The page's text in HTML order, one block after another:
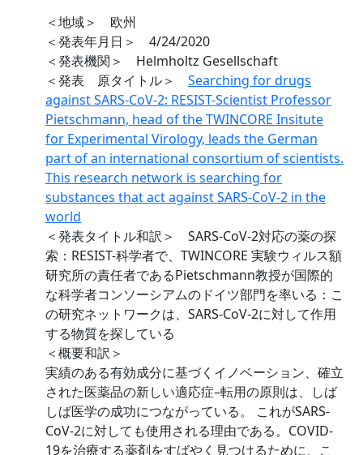
＜地域＞ 欧州
＜発表年月日＞ 4/24/2020
＜発表機関＞ Helmholtz Gesellschaft
＜発表 原タイトル＞ Searching for drugs
against SARS-CoV-2: RESIST-Scientist Professor
Pietschmann, head of the TWINCORE Insitute
for Experimental Virology, leads the German
part of an international consortium of scientists.
This research network is searching for
substances that act against SARS-CoV-2 in the
world
＜発表タイトル和訳＞ SARS-CoV-2対応の薬の探
索：RESIST-科学者で、TWINCORE 実験ウィルス額
研究所の責任者であるPietschmann教授が国際的
な科学者コンソーシアムのドイツ部門を率いる：こ
の研究ネットワークは、SARS-CoV-2に対して作用
する物質を探している
＜概要和訳＞
実績のある有効成分に基づくイノベーション、確立
された医薬品の新しい適応症–転用の原則は、しば
しば医学の成功につながっている。 これがSARS-
CoV-2に対しても使用される理由である。COVID-
19を治療する薬剤をすばやく見つけるために、こ